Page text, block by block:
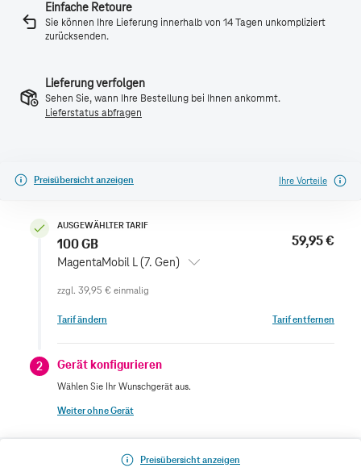
Einfache Retoure
Sie können Ihre Lieferung innerhalb von 14 Tagen unkompliziert
zurücksenden.
Lieferung verfolgen
Sehen Sie, wann Ihre Bestellung bei Ihnen ankommt.
Lieferstatus abfragen
Preisübersicht anzeigen Ihre Vorteile
AUSGEWÄHLTER TARIF
100 GB
MagentaMobil L (7. Gen)
59,95 €
zzgl. 39,95 € einmalig
Tarif ändern Tarif entfernen
2 Gerät konfigurieren
Wählen Sie Ihr Wunschgerät aus.
Weiter ohne Gerät
Preisübersicht anzeigen